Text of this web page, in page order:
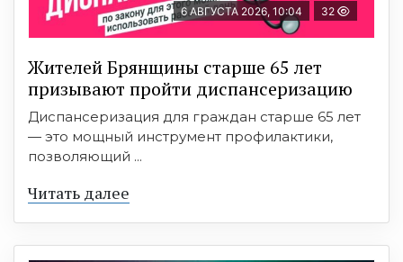
6 АВГУСТА 2026, 10:04 32
Жителей Брянщины старше 65 лет
призывают пройти диспансеризацию
Диспансеризация для граждан старше 65 лет
— это мощный инструмент профилактики,
позволяющий ...
Читать далее